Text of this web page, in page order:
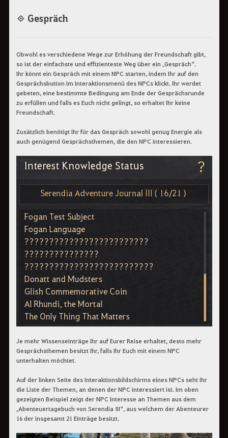
◈ Gespräch
Obwohl es verschiedene Wege zur Erhöhung der Freundschaft gibt,
so ist der einfachste und effizienteste Weg über ein „Gespräch“.
Ihr könnt ein Gespräch mit einem NPC starten, indem Ihr auf den
Gesprächsbutton im Interaktionsmenü des NPCs klickt. Ihr werdet
gebeten, eine bestimmte Bedingung am Ende der Gesprächsrunde
zu erfüllen und falls es Euch nicht gelingt, so erhaltet Ihr keine
Freundschaft.
Zusätzlich benötigt Ihr für das Gespräch sowohl genug Energie als
auch genügend Gesprächsthemen, die den NPC interessieren.
Je mehr Wissenseinträge Ihr auf Eurer Reise erhaltet, desto mehr
Gesprächsthemen besitzt Ihr, falls Ihr Euch mit einem NPC
unterhalten möchtet.
Auf der linken Seite des Interaktionsbildschirms eines NPCs seht Ihr
die Liste der Themen, an denen der NPC interessiert ist. Im oben
gezeigten Beispiel zeigt der NPC Interesse an Themen aus dem
„Abenteuertagebuch von Serendia III“, aus welchem der Abenteurer
16 der insgesamt 21 Einträge besitzt.